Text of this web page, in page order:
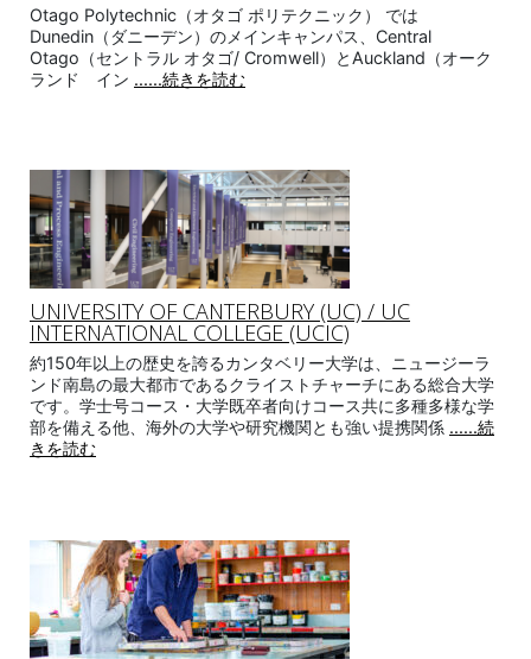
Otago Polytechnic（オタゴ ポリテクニック） では
Dunedin（ダニーデン）のメインキャンパス、Central
Otago（セントラル オタゴ/ Cromwell）とAuckland（オーク
ランド イン ......続きを読む
UNIVERSITY OF CANTERBURY (UC) / UC
INTERNATIONAL COLLEGE (UCIC)
約150年以上の歴史を誇るカンタベリー大学は、ニュージーラ
ンド南島の最大都市であるクライストチャーチにある総合大学
です。学士号コース・大学既卒者向けコース共に多種多様な学
部を備える他、海外の大学や研究機関とも強い提携関係 ......続
きを読む